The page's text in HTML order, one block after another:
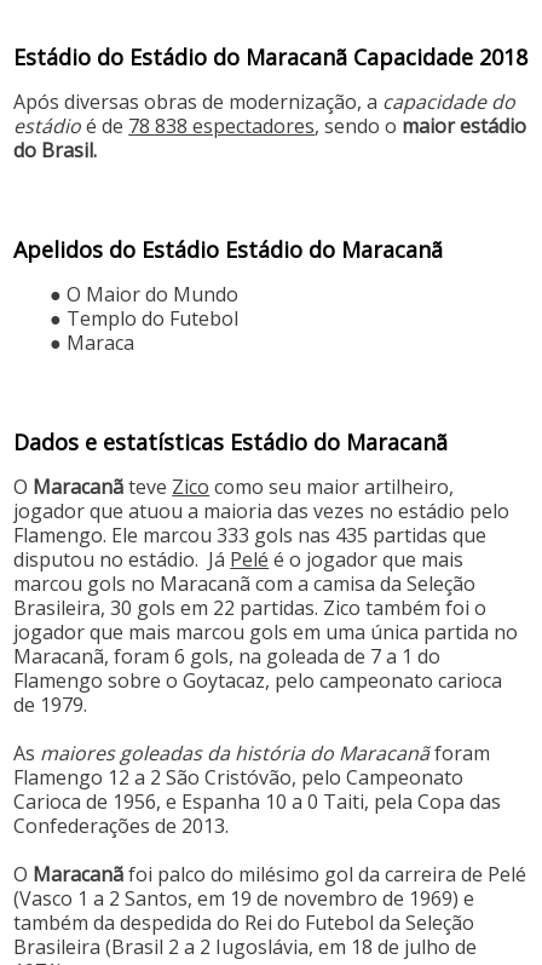
Estádio do Estádio do Maracanã Capacidade 2018
Após diversas obras de modernização, a capacidade do
estádioé de 78 838 espectadores, sendo o maior estádio
do Brasil.
Apelidos do Estádio Estádio do Maracanã
● O Maior do Mundo
● Templo do Futebol
● Maraca
Dados e estatísticas Estádio do Maracanã
O Maracanãteve Zico como seu maior artilheiro,
jogador que atuou a maioria das vezes no estádio pelo
Flamengo. Ele marcou 333 gols nas 435 partidas que
disputou no estádio. Já Pelé é o jogador que mais
marcou gols no Maracanã com a camisa da Seleção
Brasileira, 30 gols em 22 partidas. Zico também foi o
jogador que mais marcou gols em uma única partida no
Maracanã, foram 6 gols, na goleada de 7 a 1 do
Flamengo sobre o Goytacaz, pelo campeonato carioca
de 1979.
As maiores goleadas da história do Maracanãforam
Flamengo 12 a 2 São Cristóvão, pelo Campeonato
Carioca de 1956, e Espanha 10 a 0 Taiti, pela Copa das
Confederações de 2013.
O Maracanãfoi palco do milésimo gol da carreira de Pelé
(Vasco 1 a 2 Santos, em 19 de novembro de 1969) e
também da despedida do Rei do Futebol da Seleção
Brasileira (Brasil 2 a 2 Iugoslávia, em 18 de julho de